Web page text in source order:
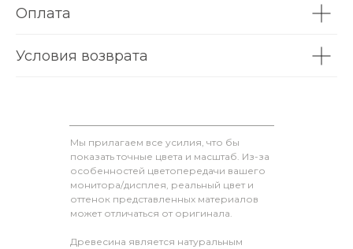
Оплата
Условия возврата
Мы прилагаем все усилия, что бы
показать точные цвета и масштаб. Из-за
особенностей цветопередачи вашего
монитора/дисплея, реальный цвет и
оттенок представленных материалов
может отличаться от оригинала.
Древесина является натуральным